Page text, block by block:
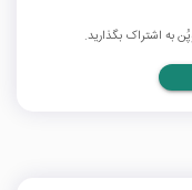
به اشتراک بگذارید.